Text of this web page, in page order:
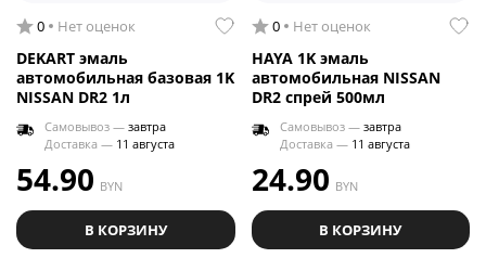
0 Нет оценок
DEKART эмаль
автомобильная базовая 1K
NISSAN DR2 1л
Самовывоз — завтра
Доставка — 11 августа
54.90 BYN
В КОРЗИНУ
0 Нет оценок
HAYA 1K эмаль
автомобильная NISSAN
DR2 спрей 500мл
Самовывоз — завтра
Доставка — 11 августа
24.90 BYN
В КОРЗИНУ